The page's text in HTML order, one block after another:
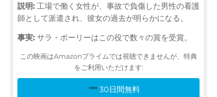
説明: 工場で働く女性が、事故で負傷した男性の看護
師として派遣され、彼女の過去が明らかになる。
事実: サラ・ポーリーはこの役で数々の賞を受賞。
この映画はAmazonプライムでは視聴できませんが、特典
をご利用いただけます:
30日間無料